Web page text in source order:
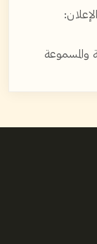
والمسموعة